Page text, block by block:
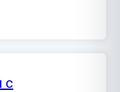
с